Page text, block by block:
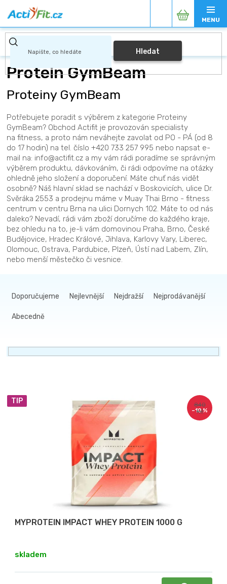
na
obsah
Hledat
Nákupní
košík
Protein GymBeam
Proteiny GymBeam
Potřebujete poradit s výběrem z kategorie Proteiny
GymBeam? Obchod Actifit je provozován specialisty
na fitness, a proto nám neváhejte zavolat od PO - PÁ (od 8
do 17 hodin) na tel. číslo +420 733 257 995 nebo napsat e-
mail na: info@actifit.cz a my vám rádi poradíme se správným
výběrem produktu, dávkováním, či rádi odpovíme na otázky
ohledně jeho složení a doporučení. Máte chuť nás vidět
osobně? Náš hlavní sklad se nachází v Boskovicích, ulice Dr.
Svěráka 2553 a prodejnu máme v Muay Thai Brno - fitness
centrum v centru Brna na ulici Dornych 102. Máte to od nás
daleko? Nevadí, rádi vám zboží doručíme do každého kraje,
bez ohledu na to, je-li vám domovinou Praha, Brno, České
Budějovice, Hradec Králové, Jihlava, Karlovy Vary, Liberec,
Olomouc, Ostrava, Pardubice, Plzeň, Ústí nad Labem, Zlín,
nebo menší městečko či vesnice.
a
í
o
d
Doporučujeme Nejlevnější Nejdražší Nejprodávanější
Abecedně
V
ýTIP
840
Kč
–10 %
MYPROTEIN IMPACT WHEY PROTEIN 1000 G
skladem